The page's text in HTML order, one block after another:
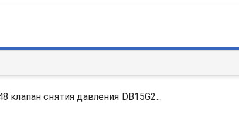
клапан снятия давления DB15G2...